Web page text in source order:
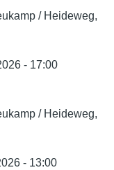
/ Heideweg,
- 17:00
/ Heideweg,
- 13:00